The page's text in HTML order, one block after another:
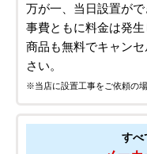
万が一、当日設置が
事費ともに料金は発生
商品も無料でキャン
さい。
※当店に設置工事をご依頼の
すべ